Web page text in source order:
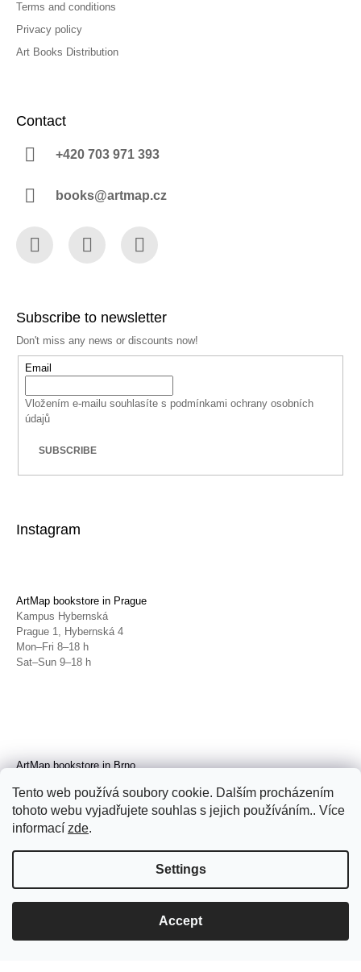
Tento web používá soubory cookie. Dalším procházením
tohoto webu vyjadřujete souhlas s jejich používáním.. Více
informací zde.
Settings
Accept
Terms and conditions
Privacy policy
Art Books Distribution
Contact
+420 703 971 393
books@artmap.cz
Subscribe to newsletter
Don't miss any news or discounts now!
Email
Vložením e-mailu souhlasíte s podmínkami ochrany osobních
údajů
SUBSCRIBE
Instagram
ArtMap bookstore in Prague
Kampus Hybernská
Prague 1, Hybernská 4
Mon–Fri 8–18 h
Sat–Sun 9–18 h
ArtMap bookstore in Brno
Brno, Radnická 4
Tue–Fri 11–19 h
Sat 14–19 h
© 2026 ArtMap. All rights reserved.